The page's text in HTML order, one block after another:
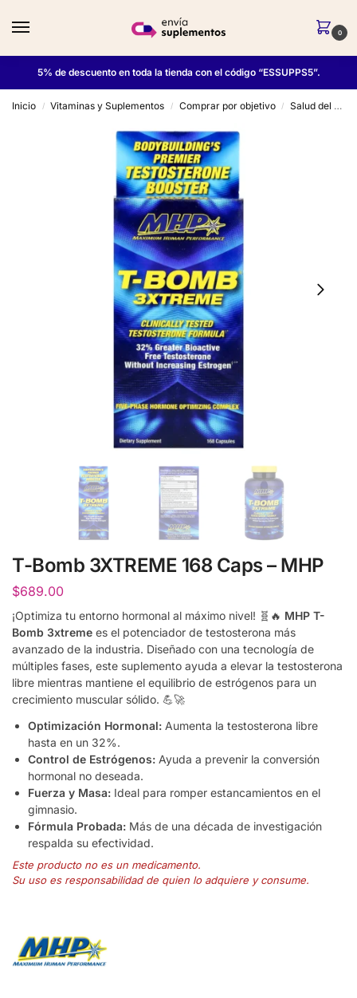
0
5% de descuento en toda la tienda con el código “ESSUPPS5”.
Inicio / Vitaminas y Suplementos / Comprar por objetivo / Salud del Hombre
T-Bomb 3XTREME 168 Caps – MHP
$689.00
¡Optimiza tu entorno hormonal al máximo nivel! 🧬🔥 MHP T-
Bomb 3xtreme es el potenciador de testosterona más
avanzado de la industria. Diseñado con una tecnología de
múltiples fases, este suplemento ayuda a elevar la testosterona
libre mientras mantiene el equilibrio de estrógenos para un
crecimiento muscular sólido. 💪🚀
Optimización Hormonal: Aumenta la testosterona libre
hasta en un 32%.
Control de Estrógenos: Ayuda a prevenir la conversión
hormonal no deseada.
Fuerza y Masa: Ideal para romper estancamientos en el
gimnasio.
Fórmula Probada: Más de una década de investigación
respalda su efectividad.
Este producto no es un medicamento.
Su uso es responsabilidad de quien lo adquiere y consume.